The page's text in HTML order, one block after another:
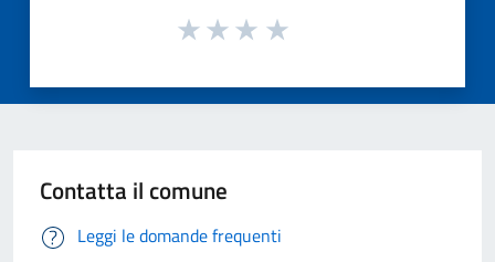
Contatta il comune
Leggi le domande frequenti